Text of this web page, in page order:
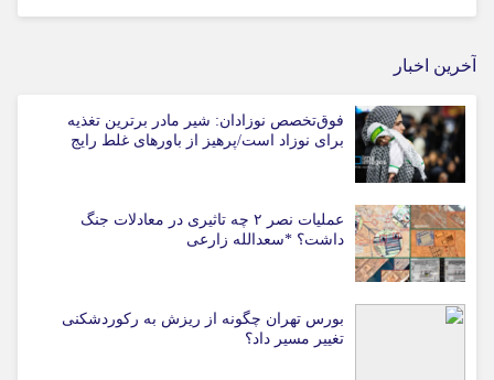
آخرین اخبار
فوق‌تخصص نوزادان: شیر مادر برترین تغذیه
برای نوزاد است/پرهیز از باورهای غلط رایج
عملیات نصر ۲ چه تاثیری در معادلات جنگ
داشت؟ *سعدالله زارعی
بورس تهران چگونه از ریزش به رکوردشکنی
تغییر مسیر داد؟